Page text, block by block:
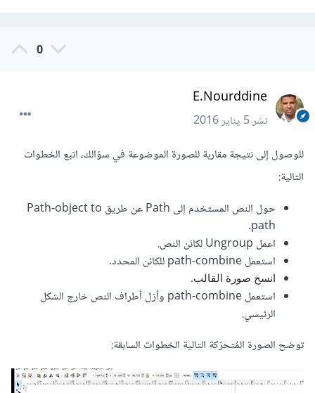
0
E.Nourddine
نشر5 يناير 2016
للوصول إلى نتيجة مقاربة للصورة الموضوعة في سؤالك، اتبع الخطوات
التالية:
حول النص المستخدم إلى Path عن طريق Path-object to
path.
اعمل Ungroup لكائن النص.
استعمل path-combine للكائن المحدد
.
انسخ صورة القالب.
استعمل path-combine وأزل أطراف النص خارج الشكل
الرئيسي.
توضح الصورة المُتحرّكة التالية الخطوات السابقة: